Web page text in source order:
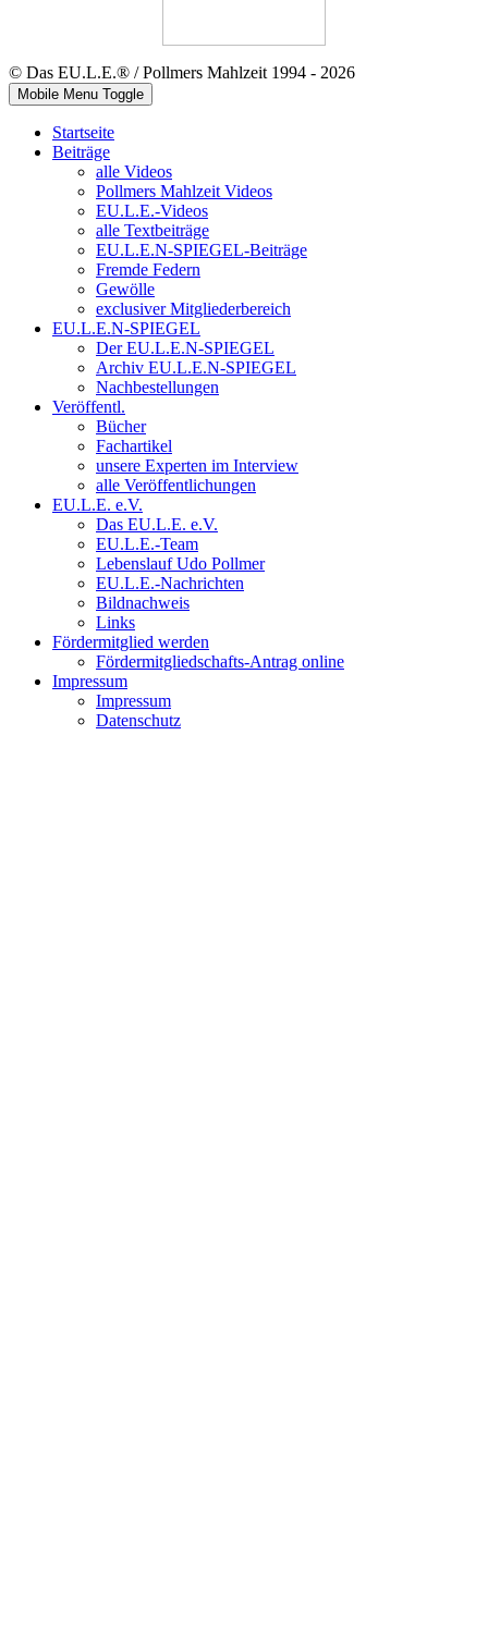
© Das EU.L.E.® / Pollmers Mahlzeit 1994 - 2026
Mobile Menu Toggle
Startseite
Beiträge
alle Videos
Pollmers Mahlzeit Videos
EU.L.E.-Videos
alle Textbeiträge
EU.L.E.N-SPIEGEL-Beiträge
Fremde Federn
Gewölle
exclusiver Mitgliederbereich
EU.L.E.N-SPIEGEL
Der EU.L.E.N-SPIEGEL
Archiv EU.L.E.N-SPIEGEL
Nachbestellungen
Veröffentl.
Bücher
Fachartikel
unsere Experten im Interview
alle Veröffentlichungen
EU.L.E. e.V.
Das EU.L.E. e.V.
EU.L.E.-Team
Lebenslauf Udo Pollmer
EU.L.E.-Nachrichten
Bildnachweis
Links
Fördermitglied werden
Fördermitgliedschafts-Antrag online
Impressum
Impressum
Datenschutz